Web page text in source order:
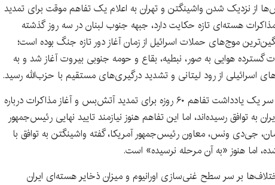
از نزدیک شدن واشینگتن و تهران به اعلام یک تفاهم موقت برای تمدید
هسته‌ای تازه حکایت دارد، جبهه جنوب لبنان در سه روز گذشته
موج‌های حملات اسرائیل از زمان آغاز دور تازه جنگ بوده است؛
گسترده هوایی به صور، نبطیه، بقاع و حومه جنوبی بیروت آغاز شد و به
اسرائیلی از رود لیتانی و تشدید درگیری‌های مستقیم با حزب‌الله رسید.
آمریکا و ایران بر سر یک یادداشت تفاهم ۶۰ روزه برای تمدید آتش‌بس و آغاز مذاکرات درباره
به توافق رسیده‌اند، اما این تفاهم هنوز نیازمند تایید نهایی رئیس‌جمهور
جی‌دی ونس، معاون رئیس‌جمهور آمریکا، گفته واشینگتن به توافق با
اما هنوز «به آن مرحله نرسیده» است.
بر سر سطح غنی‌سازی اورانیوم و میزان ذخایر هسته‌ای ایران